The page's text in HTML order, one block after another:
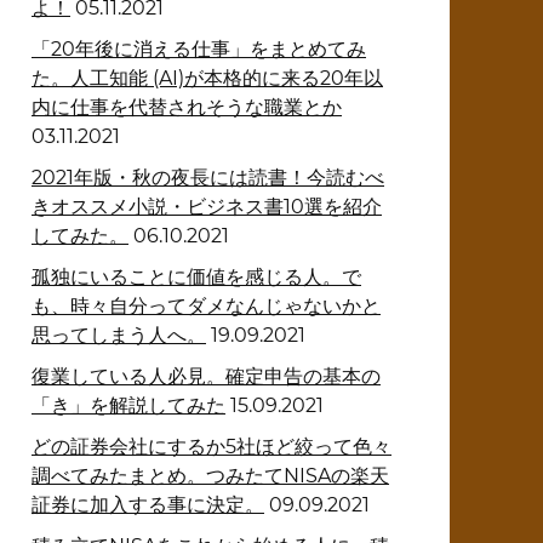
よ！ 05.11.2021
「20年後に消える仕事」をまとめてみ
た。人工知能 (AI)が本格的に来る20年以
内に仕事を代替されそうな職業とか
03.11.2021
2021年版・秋の夜長には読書！今読むべ
きオススメ小説・ビジネス書10選を紹介
してみた。
06.10.2021
孤独にいることに価値を感じる人。で
も、時々自分ってダメなんじゃないかと
思ってしまう人へ。
19.09.2021
復業している人必見。確定申告の基本の
「き」を解説してみた 15.09.2021
どの証券会社にするか5社ほど絞って色々
調べてみたまとめ。つみたてNISAの楽天
証券に加入する事に決定。
09.09.2021